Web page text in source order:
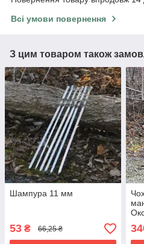
Всі умови повернення
З цим товаром також
Шампура 11 мм
53 ₴ 66,25 ₴